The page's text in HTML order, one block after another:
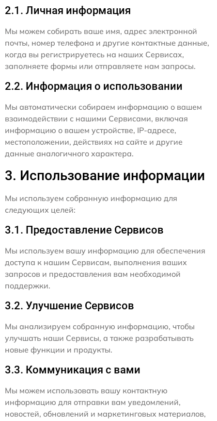
2.1. Личная информация
Мы можем собирать ваше имя, адрес электронной
почты, номер телефона и другие контактные данные,
когда вы регистрируетесь на наших Сервисах,
заполняете формы или отправляете нам запросы.
2.2. Информация о использовании
Мы автоматически собираем информацию о вашем
взаимодействии с нашими Сервисами, включая
информацию о вашем устройстве, IP-адресе,
местоположении, действиях на сайте и другие
данные аналогичного характера.
3. Использование информации
Мы используем собранную информацию для
следующих целей:
3.1. Предоставление Сервисов
Мы используем вашу информацию для обеспечения
доступа к нашим Сервисам, выполнения ваших
запросов и предоставления вам необходимой
поддержки.
3.2. Улучшение Сервисов
Мы анализируем собранную информацию, чтобы
улучшать наши Сервисы, а также разрабатывать
новые функции и продукты.
3.3. Коммуникация с вами
Мы можем использовать вашу контактную
информацию для отправки вам уведомлений,
новостей, обновлений и маркетинговых материалов,